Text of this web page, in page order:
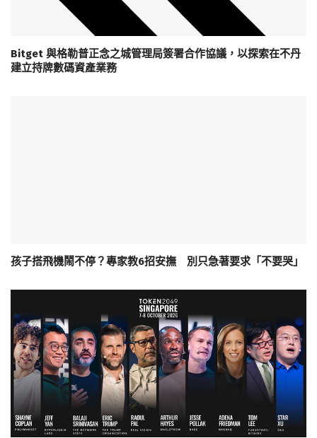
Bitget 與格勒普正念之城管理局簽署合作協議，以探索在不丹
建立持牌數碼資產業務
孩子搭飛機鬧不停？專家教6招安撫 別只急著要求「不要哭」